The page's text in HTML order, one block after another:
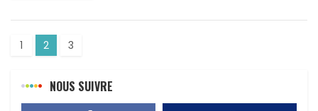
1 2 3
NOUS SUIVRE